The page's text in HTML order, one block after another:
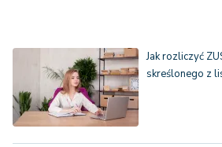
Jak rozliczyć
skreślonego z